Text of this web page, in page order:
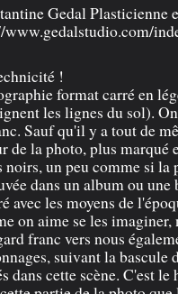
Gedal Plasticienne
!
format carré en
les lignes du sol).
Sauf qu'il y a tout de
de la photo, plus marqué
noirs, un peu comme si
dans un album ou
avec les moyens de
on aime se les
franc vers nous
suivant la bascule
dans cette scène. C'est